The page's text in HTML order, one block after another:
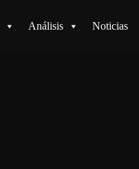
Análisis Noticias